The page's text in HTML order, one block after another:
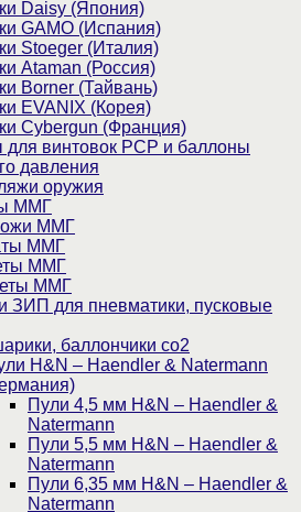
Daisy (Япония)
GAMO (Испания)
Stoeger (Италия)
Ataman (Россия)
Borner (Тайвань)
EVANIX (Корея)
Cybergun (Франция)
для винтовок PCP и баллоны
давления
оружия
ММГ
ММГ
ММГ
ММГ
ММГ
ЗИП для пневматики, пусковые
баллончики со2
H&N – Haendler & Natermann
Пули 4,5 мм H&N – Haendler &
Natermann
Пули 5,5 мм H&N – Haendler &
Natermann
Пули 6,35 мм H&N – Haendler &
Natermann